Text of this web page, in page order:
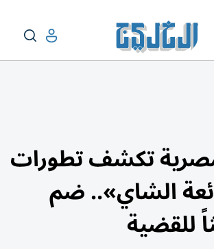
تكشف تطورات
الشاي».. ضم
للقضية